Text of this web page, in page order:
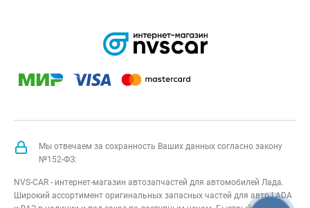
Мы отвечаем за сохранность Ваших данных согласно закону
№152-ФЗ:
NVS-CAR - интернет-магазин автозапчастей для автомобилей Лада.
Широкий ассортимент оригинальных запасных частей для авто LADA